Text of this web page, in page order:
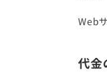
Web
代金